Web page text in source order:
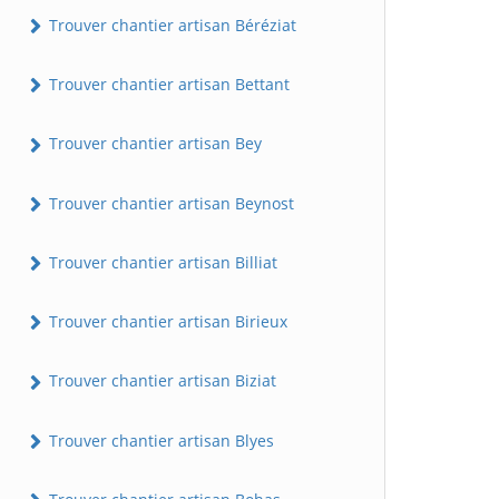
Trouver chantier artisan Béréziat
Trouver chantier artisan Bettant
Trouver chantier artisan Bey
Trouver chantier artisan Beynost
Trouver chantier artisan Billiat
Trouver chantier artisan Birieux
Trouver chantier artisan Biziat
Trouver chantier artisan Blyes